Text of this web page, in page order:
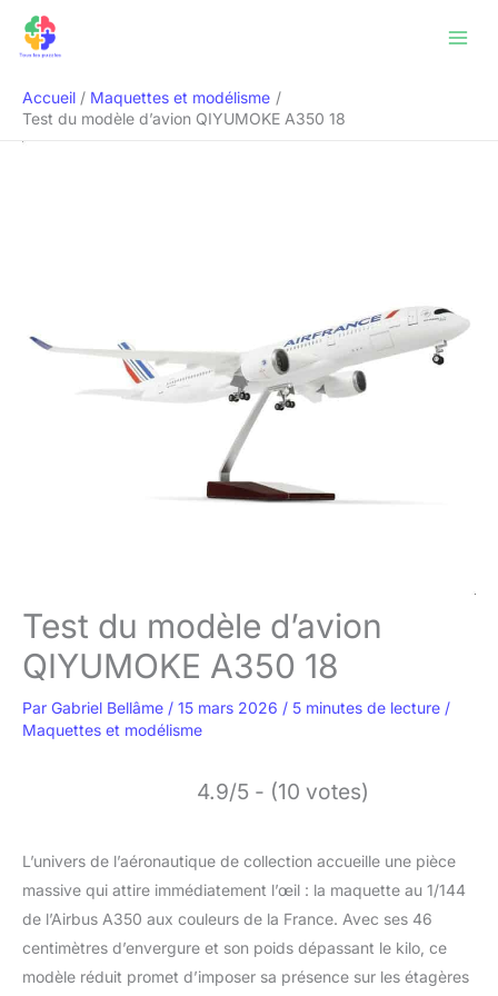
Accueil
Maquettes et modélisme
Test du modèle d’avion QIYUMOKE A350 18
Test du modèle d’avion
QIYUMOKE A350 18
Par Gabriel Bellâme / 15 mars 2026 / 5 minutes de lecture /
Maquettes et modélisme
4.9/5 - (10 votes)
L’univers de l’aéronautique de collection accueille une pièce
massive qui attire immédiatement l’œil : la maquette au 1/144
de l’Airbus A350 aux couleurs de la France. Avec ses 46
centimètres d’envergure et son poids dépassant le kilo, ce
modèle réduit promet d’imposer sa présence sur les étagères
Rechercher